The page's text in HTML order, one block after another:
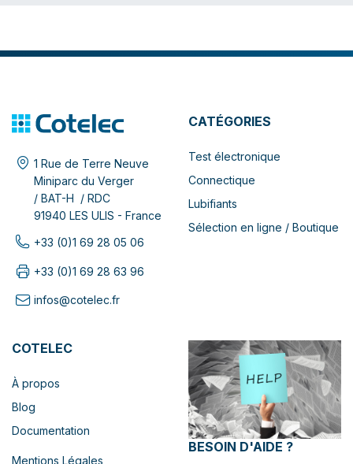
1 Rue de Terre Neuve
Miniparc du Verger
/ BAT-H / RDC
91940 LES ULIS - France
+33 (0)1 69 28 05 06
+33 (0)1 69 28 63 96
infos@cotelec.fr
CATÉGORIES
Test électronique
Connectique
Lubifiants
Sélection en ligne / Boutique
COTELEC
À propos
Blog
Documentation
Mentions Légales
BESOIN D'AIDE ?